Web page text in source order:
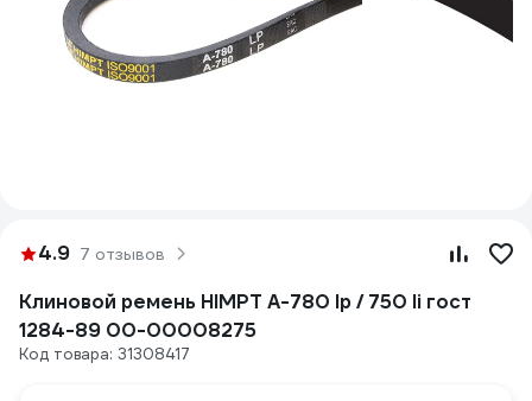
4.9 7 отзывов
Клиновой ремень HIMPT A-780 lp / 750 li гост
1284-89 00-00008275
Код товара: 31308417